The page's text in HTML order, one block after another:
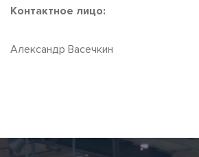
Контактное лицо:
Александр Васечкин